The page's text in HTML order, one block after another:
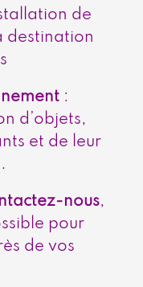
de
destination
:
d’objets,
et de leur
nous,
pour
de vos